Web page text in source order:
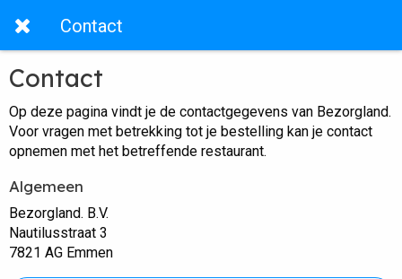
Contact
Contact
Op deze pagina vindt je de contactgegevens van Bezorgland.
Voor vragen met betrekking tot je bestelling kan je contact
opnemen met het betreffende restaurant.
Algemeen
Bezorgland. B.V.
Nautilusstraat 3
7821 AG Emmen